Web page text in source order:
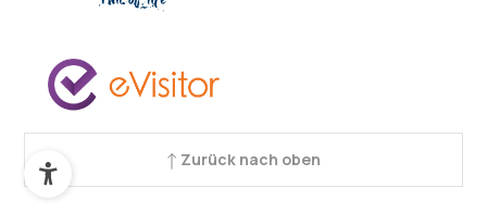
Zurück nach oben